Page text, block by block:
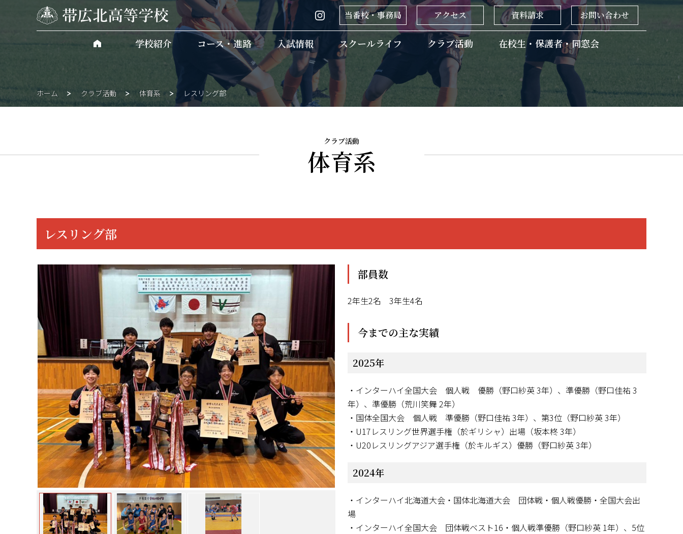
当番校・事務局 アクセス 資料請求 お問い合わせ
ホーム
学校紹介 コース・進路 入試情報 スクールライフ クラブ活動 在校生・保護者・同窓会
ホーム クラブ活動 体育系 レスリング部
クラブ活動
体育系
レスリング部
部員数
2年生2名 3年生4名
今までの主な実績
2025年
・インターハイ全国大会 個人戦 優勝（野口紗英 3年）、準優勝（野口佳祐 3
年）、準優勝（荒川笑舞 2年）
・国体全国大会 個人戦 準優勝（野口佳祐 3年）、第3位（野口紗英 3年）
・U17レスリング世界選手権（於ギリシャ）出場（坂本柊 3年）
・U20レスリングアジア選手権（於キルギス）優勝（野口紗英 3年）
2024年
・インターハイ北海道大会・国体北海道大会 団体戦・個人戦優勝・全国大会出
場
・インターハイ全国大会 団体戦ベスト16・個人戦準優勝（野口紗英 1年）、5位